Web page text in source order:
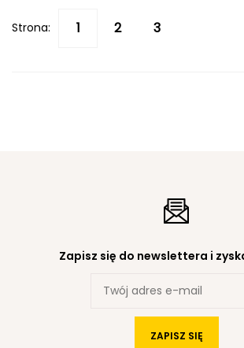
Strona:
Zapisz się do newslettera i
ZAPISZ SIĘ